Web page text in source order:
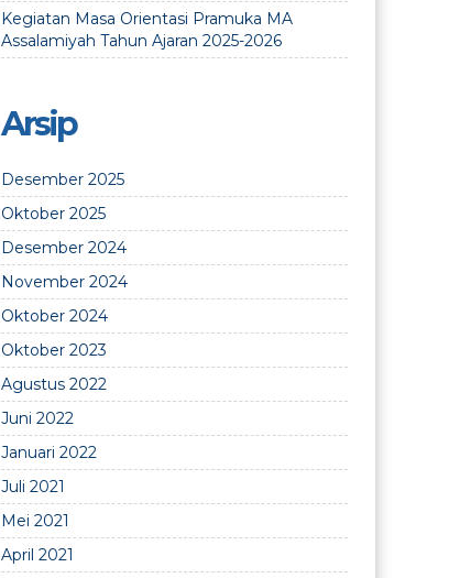
Kegiatan Masa Orientasi Pramuka MA
Assalamiyah Tahun Ajaran 2025-2026
Arsip
Desember 2025
Oktober 2025
Desember 2024
November 2024
Oktober 2024
Oktober 2023
Agustus 2022
Juni 2022
Januari 2022
Juli 2021
Mei 2021
April 2021